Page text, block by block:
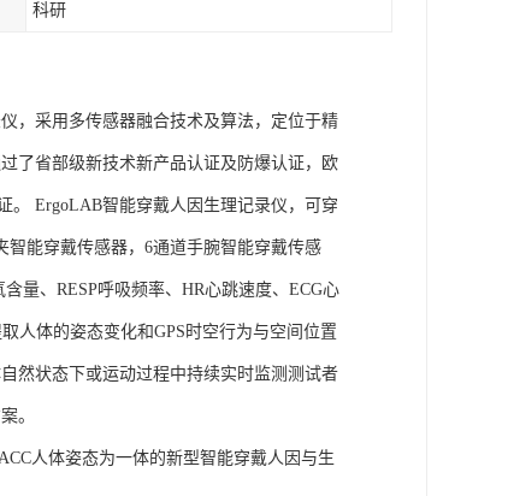
科研
，采用多传感器融合技术及算法，定位于精
了省部级新技术新产品认证及防爆认证，欧
。 ErgoLAB智能穿戴人因生理记录仪，可穿
能穿戴传感器，6通道手腕智能穿戴传感
量、RESP呼吸频率、HR心跳速度、ECG心
人体的姿态变化和GPS时空行为与空间位置
然状态下或运动过程中持续实时监测测试者
。
人体姿态为一体的新型智能穿戴人因与生